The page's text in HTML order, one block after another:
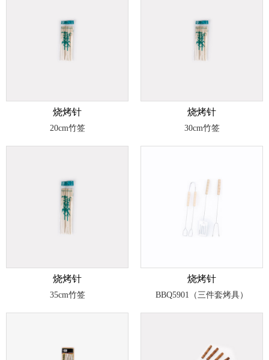
烧烤针
20cm竹签
烧烤针
30cm竹签
烧烤针
35cm竹签
烧烤针
BBQ5901（三件套烤具）